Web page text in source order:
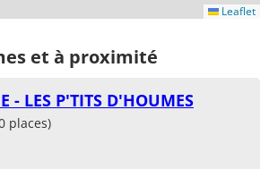
Leaflet
et à proximité
- LES P'TITS D'HOUMES
places)